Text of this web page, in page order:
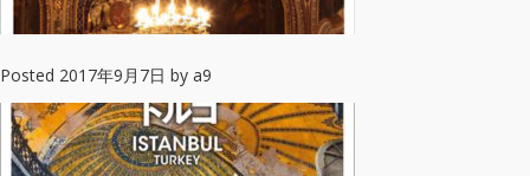
Posted 2017年9月7日 by a9